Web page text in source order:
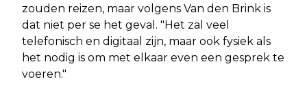
zouden reizen, maar volgens Van den Brink is
dat niet per se het geval. "Het zal veel
telefonisch en digitaal zijn, maar ook fysiek als
het nodig is om met elkaar even een gesprek te
voeren."